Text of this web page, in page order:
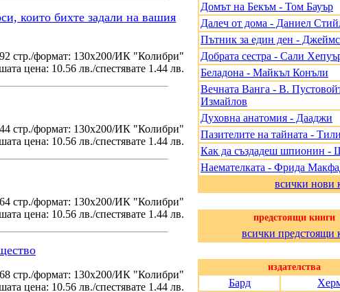
които бихте задали на вашия
стр./формат: 130х200/ИК "Колибри"
цена: 10.56 лв./спестявате 1.44 лв.
стр./формат: 130х200/ИК "Колибри"
цена: 10.56 лв./спестявате 1.44 лв.
стр./формат: 130х200/ИК "Колибри"
цена: 10.56 лв./спестявате 1.44 лв.
стр./формат: 130х200/ИК "Колибри"
цена: 10.56 лв./спестявате 1.44 лв.
Домът на Бекъм - Том Бауър
Далеч от дома - Даниел
Пътник за един ден -
Добрата сестра - Сали
Беладона - Майкъл Конъли
Вечната Ванга - В.
Измайлов
Духовна анатомия - Дааджи
Пазителите на тайната -
Как да създадеш шпионин -
Наемателката - Фрида
всички нови
предстоящи книги
всички предстоящи
издателства
Бард